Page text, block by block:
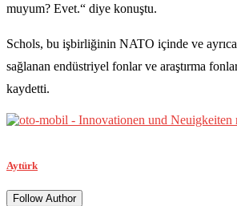
muyum? Evet.“ diye konuştu.
Schols, bu işbirliğinin NATO içinde ve
sağlanan endüstriyel fonlar ve araştırma
kaydetti.
Aytürk
Follow Author